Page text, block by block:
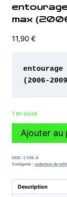
max
11,90 €
entourage
1 en stock
quantité
de
radiateur
max
Ajouter au
UGS : L136.4
Catégorie : radiateur de
Description